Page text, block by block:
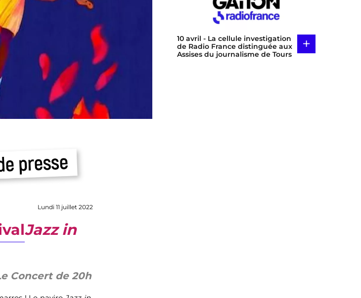
Lundi 11 juillet 2022
Jazz in
Concert de 20h
10 avril - La cellule investigation
de Radio France distinguée aux
Assises du journalisme de Tours
+